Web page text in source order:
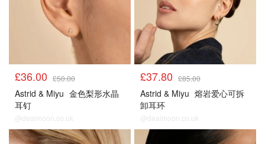
£36.00 £50.00
Astrid & Miyu 金色梨形水晶
耳钉
@dealmoon.co.uk
£37.80 £85.00
Astrid & Miyu 熔岩爱心可拆
卸耳环
@dealmoon.co.uk